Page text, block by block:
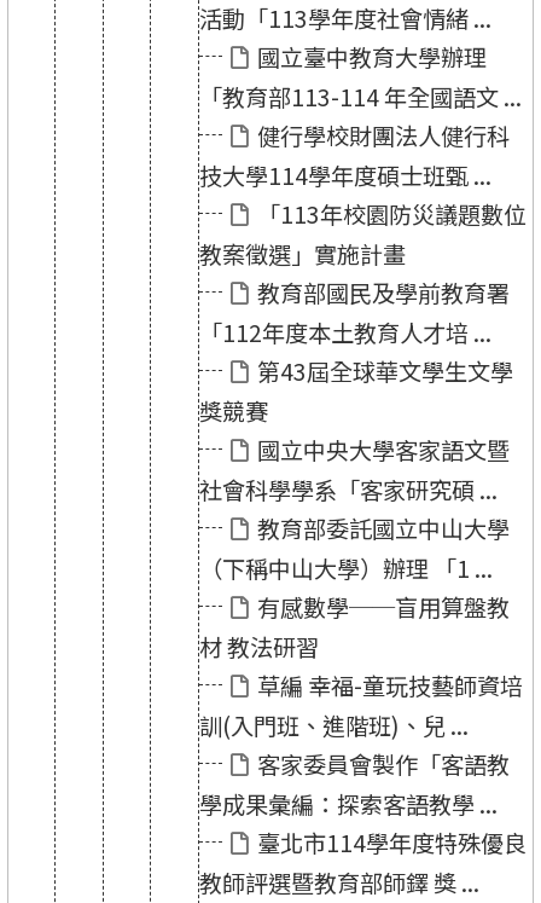
活動「113學年度社會情緒 ...
國立臺中教育大學辦理
「教育部113-114 年全國語文 ...
健行學校財團法人健行科
技大學114學年度碩士班甄 ...
「113年校園防災議題數位
教案徵選」實施計畫
教育部國民及學前教育署
「112年度本土教育人才培 ...
第43屆全球華文學生文學
獎競賽
國立中央大學客家語文暨
社會科學學系「客家研究碩 ...
教育部委託國立中山大學
（下稱中山大學）辦理 「1 ...
有感數學──盲用算盤教
材 教法研習
草編 幸福-童玩技藝師資培
訓(入門班、進階班)、兒 ...
客家委員會製作「客語教
學成果彙編：探索客語教學 ...
臺北市114學年度特殊優良
教師評選暨教育部師鐸 獎 ...